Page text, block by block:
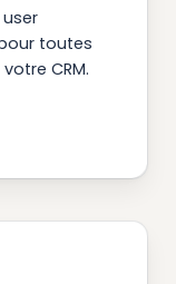
toutes
CRM.